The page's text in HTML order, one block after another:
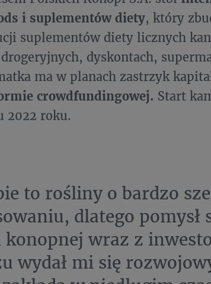
i suplementów diety, który
suplementów diety licznych
dyskontach,
ma w planach zastrzyk
crowdfundingowej. Start
2022 roku.
to rośliny o bardzo
dlatego pomysł
konopnej wraz z
wydał mi się